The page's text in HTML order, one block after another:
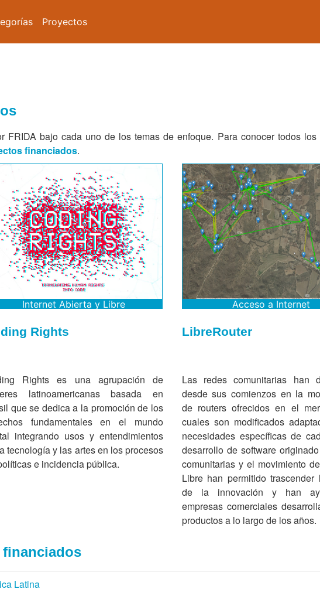
Proyectos
FRIDA bajo cada uno de los temas de enfoque. Para conocer todos los
financiados.
Internet Abierta y Libre
Rights
Rights es una agrupación de
latinoamericanas basada en
que se dedica a la promoción de los
fundamentales en el mundo
integrando usos y entendimientos
tecnología y las artes en los procesos
e incidencia pública.
Acceso a Internet
LibreRouter
Las redes comunitarias han
desde sus comienzos en la
de routers ofrecidos en el
cuales son modificados
necesidades específicas de
desarrollo de software
comunitarias y el movimiento
Libre han permitido trascender
de la innovación y han
empresas comerciales
productos a lo largo de los años.
financiados
Latina